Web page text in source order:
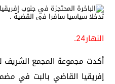
النهار24.
أكدت مجموعة المجمع الشريف
إفريقيا القاضي بالبت في